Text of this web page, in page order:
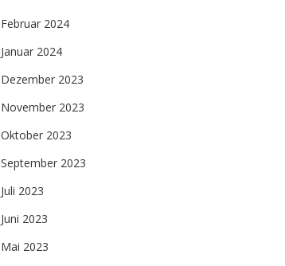
Februar 2024
Januar 2024
Dezember 2023
November 2023
Oktober 2023
September 2023
Juli 2023
Juni 2023
Mai 2023